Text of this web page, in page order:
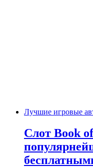
Лучшие игровые
Слот Book